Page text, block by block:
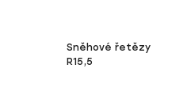
Sněhové řetězy
R15,5